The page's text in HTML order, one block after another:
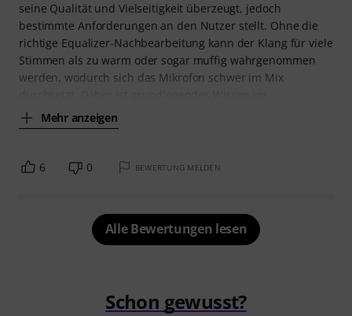
seine Qualität und Vielseitigkeit überzeugt, jedoch
bestimmte Anforderungen an den Nutzer stellt. Ohne die
richtige Equalizer-Nachbearbeitung kann der Klang für viele
Stimmen als zu warm oder sogar muffig wahrgenommen
werden, wodurch sich das Mikrofon schwer im Mix
Mehr anzeigen
6 0 BEWERTUNG MELDEN
Alle Bewertungen lesen
Schon gewusst?